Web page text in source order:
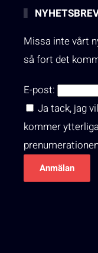
Missa inte vårt
så fort det
E-post:
Ja tack, jag
kommer